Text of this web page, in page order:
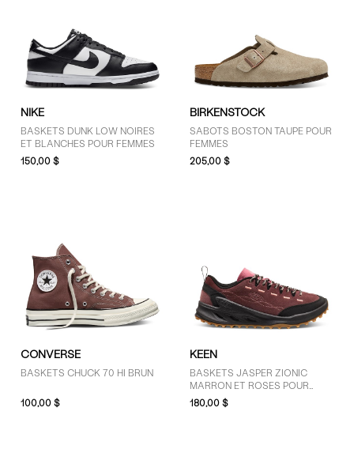
NIKE
BASKETS DUNK LOW NOIRES
ET BLANCHES POUR FEMMES
150,00 $
BIRKENSTOCK
SABOTS BOSTON TAUPE POUR
FEMMES
205,00 $
CONVERSE
BASKETS CHUCK 70 HI BRUN
100,00 $
KEEN
BASKETS JASPER ZIONIC
MARRON ET ROSES POUR
FEMMES
180,00 $